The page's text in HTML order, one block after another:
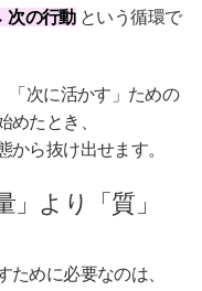
の行動という循環で
「次に活かす」ための
めたとき、
から抜け出せます。
より「質」
ために必要なのは、